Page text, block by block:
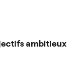
ambitieux